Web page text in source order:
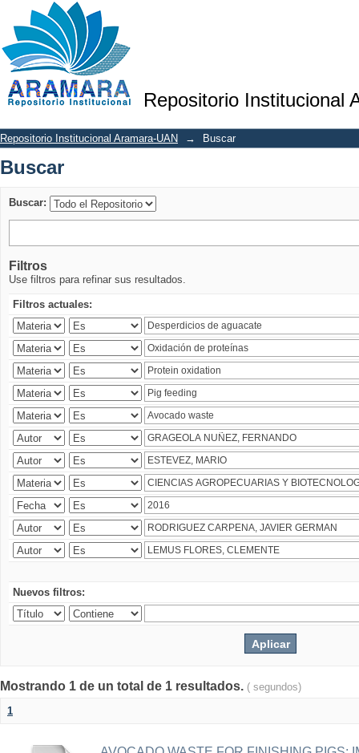
Repositorio Institucional
Buscar
Repositorio Institucional Aramara-UAN → Buscar
Buscar
Buscar:
Filtros
Use filtros para refinar sus resultados.
Filtros actuales:
Nuevos filtros:
Mostrando 1 de un total de 1 resultados. ( segundos)
1